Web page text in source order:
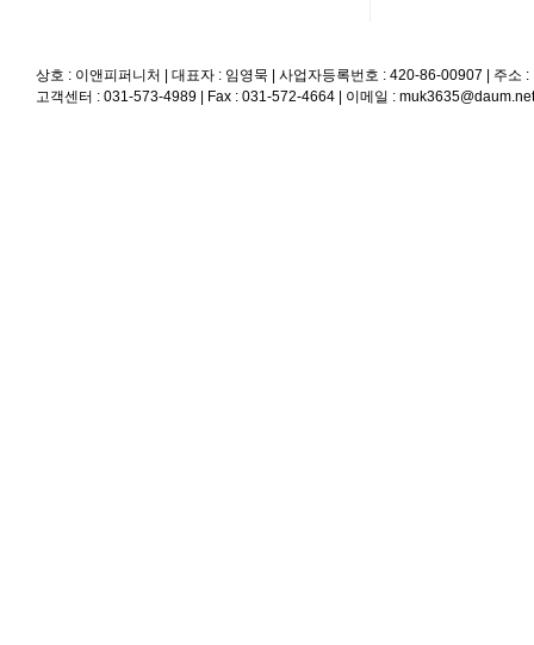
상호 : 이앤피퍼니처 | 대표자 : 임영묵 | 사업자등록번호 : 420-86-00907 | 주소
고객센터 : 031-573-4989 | Fax : 031-572-4664 | 이메일 : muk3635@daum.net